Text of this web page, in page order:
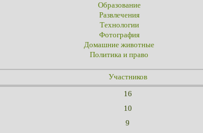
Образование
Развлечения
Технологии
Фотография
Домашние животные
Политика и право
Участников
16
10
9